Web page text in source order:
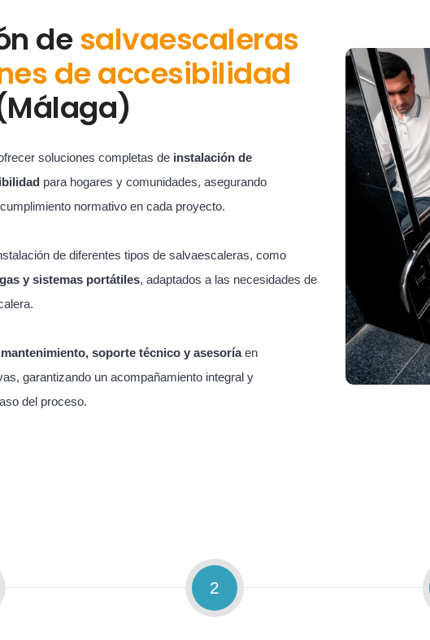
desalvaescaleras
de accesibilidad
soluciones completas de instalación de
para hogares y comunidades, asegurando
normativo en cada proyecto.
de diferentes tipos de salvaescaleras, como
y sistemas portátiles, adaptados a las necesidades de
mantenimiento, soporte técnico y asesoríaen
garantizando un acompañamiento integral y
del proceso.
2